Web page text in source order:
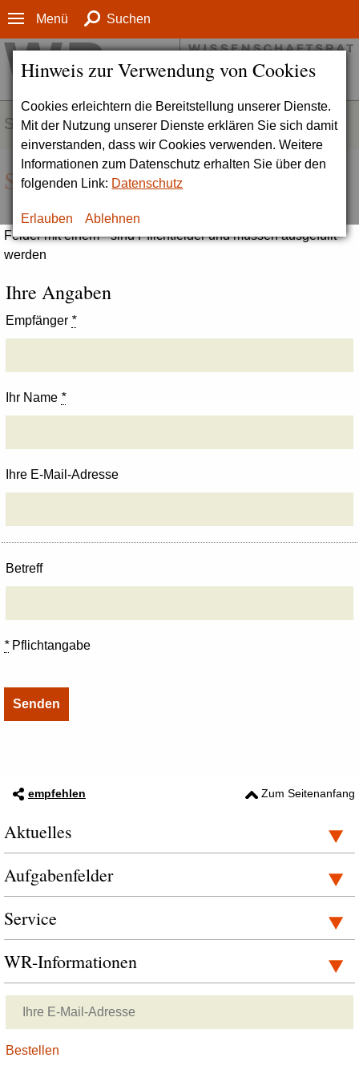
Hinweis zur Verwendung von Cookies
Cookies erleichtern die Bereitstellung unserer Dienste.
Mit der Nutzung unserer Dienste erklären Sie sich damit
einverstanden, dass wir Cookies verwenden. Weitere
Informationen zum Datenschutz erhalten Sie über den
folgenden Link: Datenschutz
Erlauben Ablehnen
Menü Suchen
SERVICE
Seite empfehlen
Felder mit einem * sind Pflichtfelder und müssen ausgefüllt
werden
Ihre Angaben
Empfänger *
Ihr Name *
Ihre E-Mail-Adresse
Betreff
*Pflichtangabe
empfehlen Zum Seitenanfang
Aktuelles
Aufgabenfelder
Service
WR-Informationen